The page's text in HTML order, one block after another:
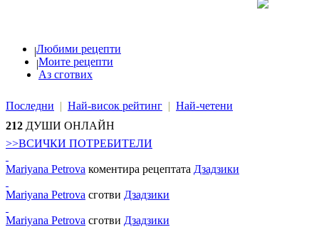
Любими рецепти
|
Моите рецепти
|
Аз сготвих
Последни | Най-висок рейтинг | Най-четени
212 ДУШИ ОНЛАЙН
>>ВСИЧКИ ПОТРЕБИТЕЛИ
Mariyana Petrova коментира рецептата Дзадзики
Mariyana Petrova сготви Дзадзики
Mariyana Petrova сготви Дзадзики